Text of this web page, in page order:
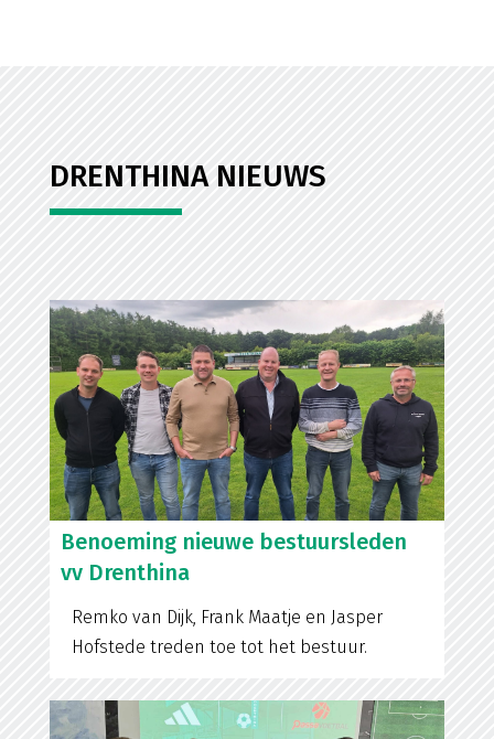
DRENTHINA NIEUWS
Benoeming nieuwe bestuursleden
vv Drenthina
Remko van Dijk, Frank Maatje en Jasper
Hofstede treden toe tot het bestuur.